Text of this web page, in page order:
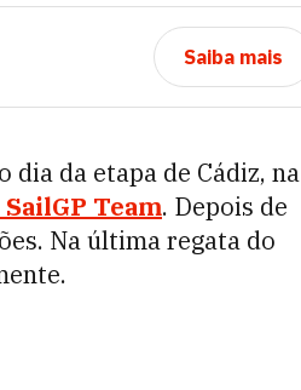
Saiba mais
dia da etapa de Cádiz, na
Team. Depois de
Na última regata do